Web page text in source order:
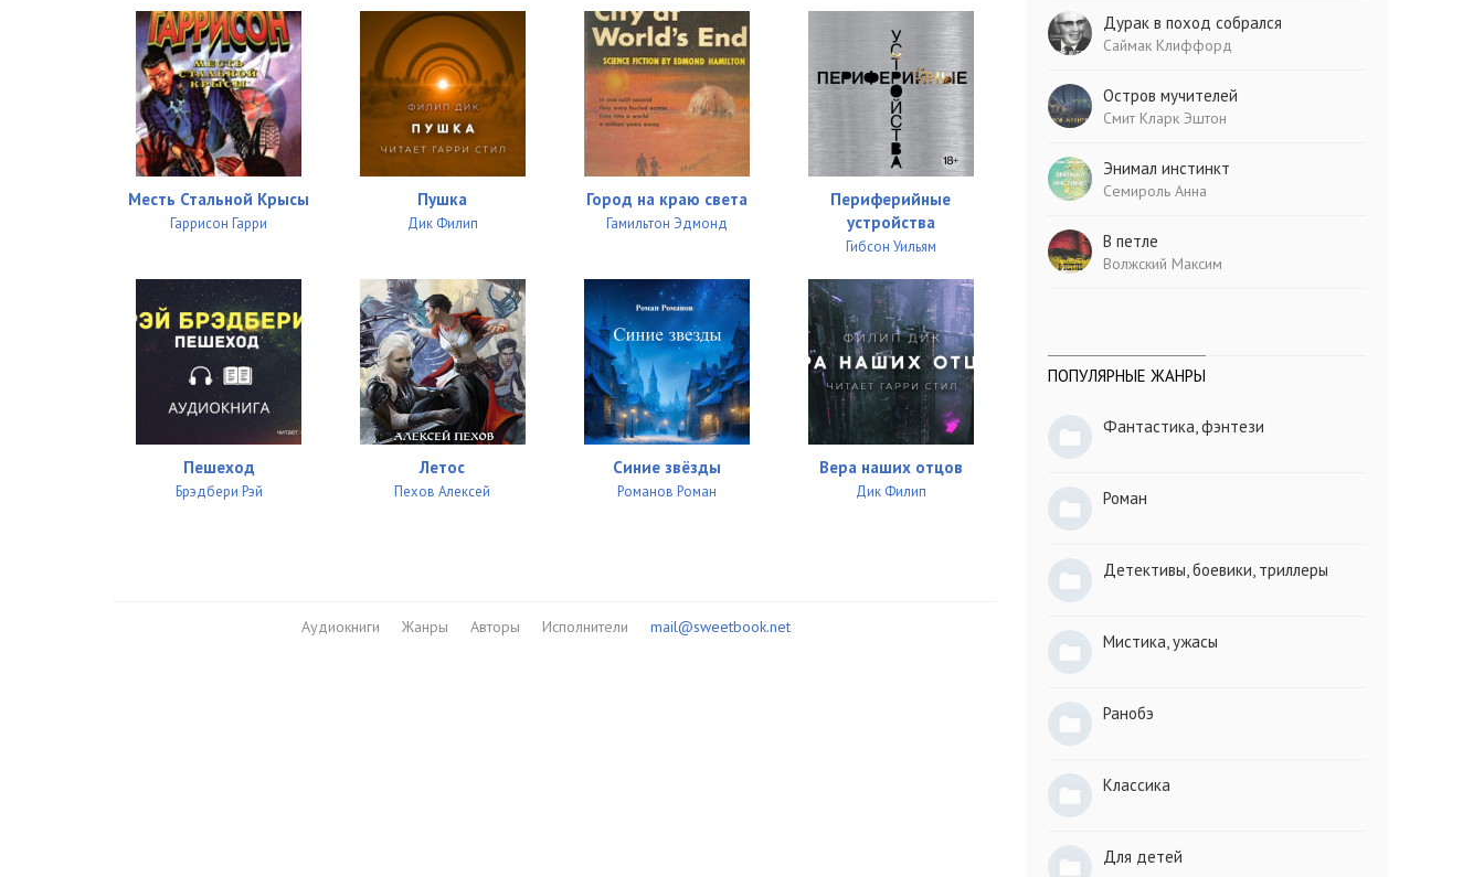
Месть Стальной Крысы
Гаррисон Гарри
Пушка
Дик Филип
Город на краю света
Гамильтон Эдмонд
Периферийные
устройства
Гибсон Уильям
Пешеход
Брэдбери Рэй
Летос
Пехов Алексей
Синие звёзды
Романов Роман
Вера наших отцов
Дик Филип
Аудиокниги Жанры Авторы Исполнители mail@sweetbook.net
Дурак в поход собрался
Саймак Клиффорд
Остров мучителей
Смит Кларк Эштон
Энимал инстинкт
Семироль Анна
В петле
Волжский Максим
ПОПУЛЯРНЫЕ ЖАНРЫ
Фантастика, фэнтези
Роман
Детективы, боевики, триллеры
Мистика, ужасы
Ранобэ
Классика
Для детей